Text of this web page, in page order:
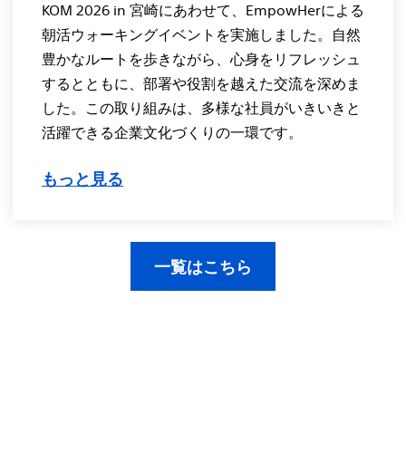
KOM 2026 in 宮崎にあわせて、EmpowHerによる
朝活ウォーキングイベントを実施しました。自然
豊かなルートを歩きながら、心身をリフレッシュ
するとともに、部署や役割を越えた交流を深めま
した。この取り組みは、多様な社員がいきいきと
活躍できる企業文化づくりの一環です。
もっと見る
一覧はこちら